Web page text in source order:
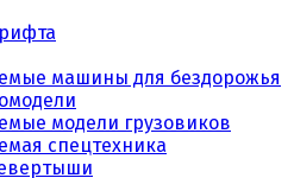
машины для бездорожья
модели грузовиков
спецтехника